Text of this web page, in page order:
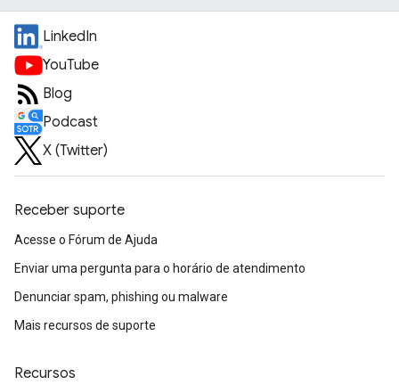
LinkedIn
YouTube
Blog
Podcast
X (Twitter)
Receber suporte
Acesse o Fórum de Ajuda
Enviar uma pergunta para o horário de atendimento
Denunciar spam, phishing ou malware
Mais recursos de suporte
Recursos